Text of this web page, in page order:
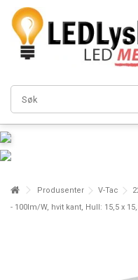
Produsenter V-Tac
- 100lm/W, hvit kant, Hull: 15,5 x